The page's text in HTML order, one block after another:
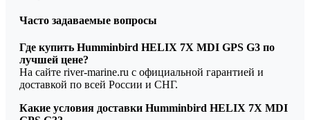
Часто задаваемые вопросы
Где купить Humminbird HELIX 7X MDI GPS G3 по
лучшей цене?
На сайте river-marine.ru с официальной гарантией и
доставкой по всей России и СНГ.
Какие условия доставки Humminbird HELIX 7X MDI